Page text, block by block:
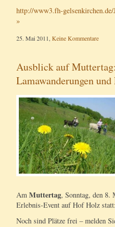
http://www3.fh-
»
25. Mai 2011,Keine Kommentare
Ausblick auf
Lamawanderungen
Am Muttertag, Sonntag, den 8.
Erlebnis-Event auf Hof Holz
Noch sind Plätze frei – melden